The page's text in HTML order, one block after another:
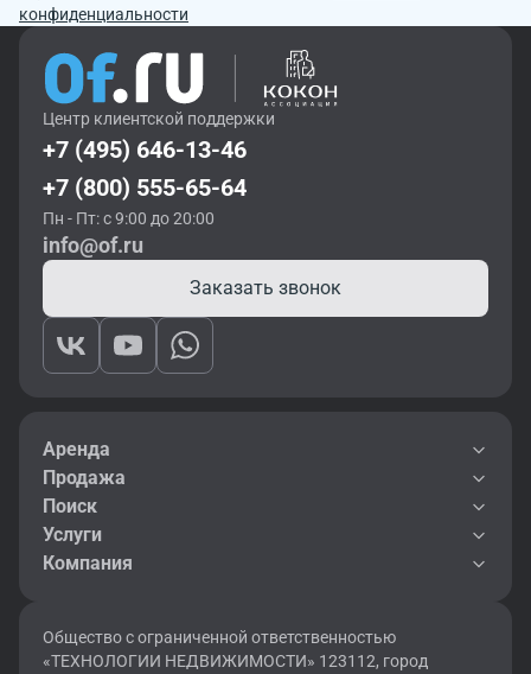
конфиденциальности
Центр клиентской поддержки
+7 (495) 646-13-46
+7 (800) 555-65-64
Пн - Пт: с 9:00 до 20:00
info@of.ru
Заказать звонок
Аренда
Продажа
Поиск
Услуги
Компания
Общество с ограниченной ответственностью
«ТЕХНОЛОГИИ НЕДВИЖИМОСТИ» 123112, город